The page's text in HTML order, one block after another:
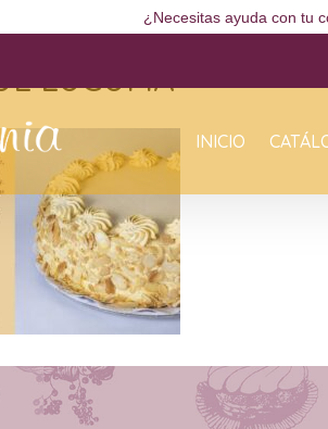
¿Necesitas ayuda con tu
INICIO
LUCUMA